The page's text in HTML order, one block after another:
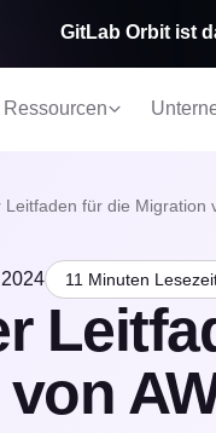
Ressourcen
GitLab Orbit ist
Leitfaden für die Migration
11 Minuten